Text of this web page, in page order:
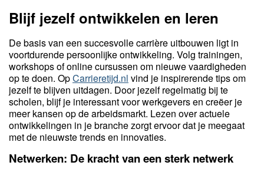
Blijf jezelf ontwikkelen en leren
De basis van een succesvolle carrière uitbouwen ligt in
voortdurende persoonlijke ontwikkeling. Volg trainingen,
workshops of online cursussen om nieuwe vaardigheden
op te doen. OpCarrieretijd.nl vind je inspirerende tips om
jezelf te blijven uitdagen. Door jezelf regelmatig bij te
scholen, blijf je interessant voor werkgevers en creëer je
meer kansen op de arbeidsmarkt. Lezen over actuele
ontwikkelingen in je branche zorgt ervoor dat je meegaat
met de nieuwste trends en innovaties.
Netwerken: De kracht van een sterk netwerk